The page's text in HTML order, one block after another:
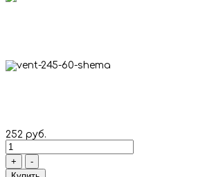
252 руб.
+
-